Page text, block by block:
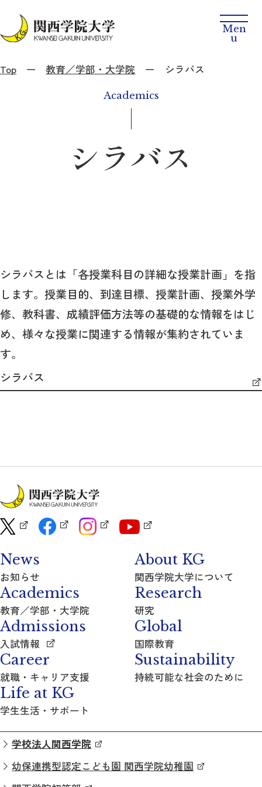
Top 教育／学部・大学院 シラバス
Academics
シラバス
シラバスとは「各授業科目の詳細な授業計画」を指
します。授業目的、到達目標、授業計画、授業外学
修、教科書、成績評価方法等の基礎的な情報をはじ
め、様々な授業に関連する情報が集約されていま
す。
シラバス
News
お知らせ
About KG
関西学院大学について
Academics
教育／学部・大学院
Research
研究
Admissions
入試情報
Global
国際教育
Career
就職・キャリア支援
Sustainability
持続可能な社会のために
Life at KG
学生生活・サポート
学校法人関西学院
幼保連携型認定こども園 関西学院幼稚園